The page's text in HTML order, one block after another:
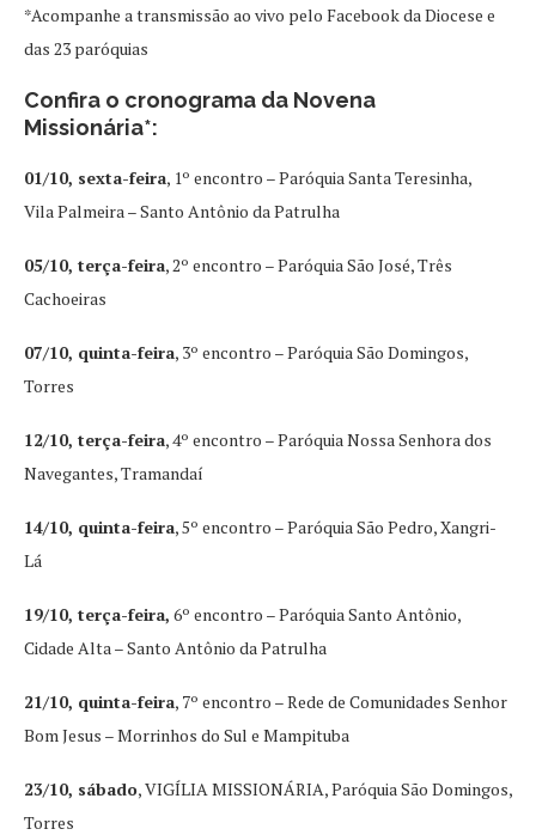
*Acompanhe a transmissão ao vivo pelo Facebook da Diocese e
das 23 paróquias
Confira o cronograma da Novena
Missionária*:
01/10, sexta-feira, 1º encontro – Paróquia Santa Teresinha,
Vila Palmeira – Santo Antônio da Patrulha
05/10, terça-feira, 2º encontro – Paróquia São José, Três
Cachoeiras
07/10, quinta-feira, 3º encontro – Paróquia São Domingos,
Torres
12/10, terça-feira, 4º encontro – Paróquia Nossa Senhora dos
Navegantes, Tramandaí
14/10, quinta-feira, 5º encontro – Paróquia São Pedro, Xangri-
Lá
19/10, terça-feira, 6º encontro – Paróquia Santo Antônio,
Cidade Alta – Santo Antônio da Patrulha
21/10, quinta-feira, 7º encontro – Rede de Comunidades Senhor
Bom Jesus – Morrinhos do Sul e Mampituba
23/10, sábado, VIGÍLIA MISSIONÁRIA, Paróquia São Domingos,
Torres